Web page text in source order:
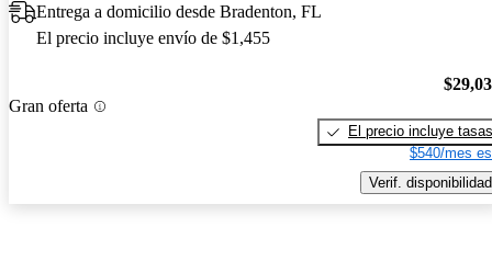
Entrega a domicilio desde Bradenton, FL
El precio incluye envío de $1,455
Gran oferta
El precio incluye tasas
$540/mes
Verif. disponibilidad